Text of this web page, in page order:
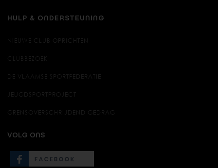
HULP & ONDERSTEUNING
NIEUWE CLUB OPRICHTEN
CLUBBEZOEK
DE VLAAMSE SPORTFEDERATIE
JEUGDSPORTPROJECT
GRENSOVERSCHRIJDEND GEDRAG
VOLG ONS